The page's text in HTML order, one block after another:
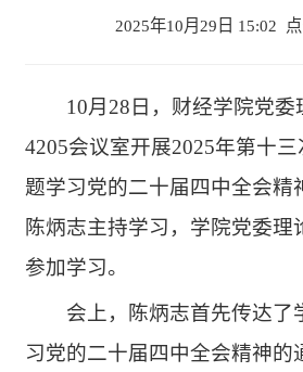
2025年10月29日 15:02
10月28日，财经学院党
4205会议室开展2025年第十
题学习党的二十届四中全会精
陈炳志主持学习，学院党委理
参加学习。
会上，陈炳志首先传达了
习党的二十届四中全会精神的